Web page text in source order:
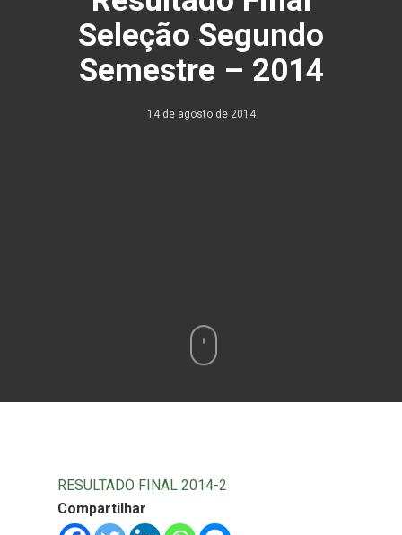
Seleção Segundo
Semestre – 2014
14 de agosto de 2014
RESULTADO FINAL 2014-2
Compartilhar